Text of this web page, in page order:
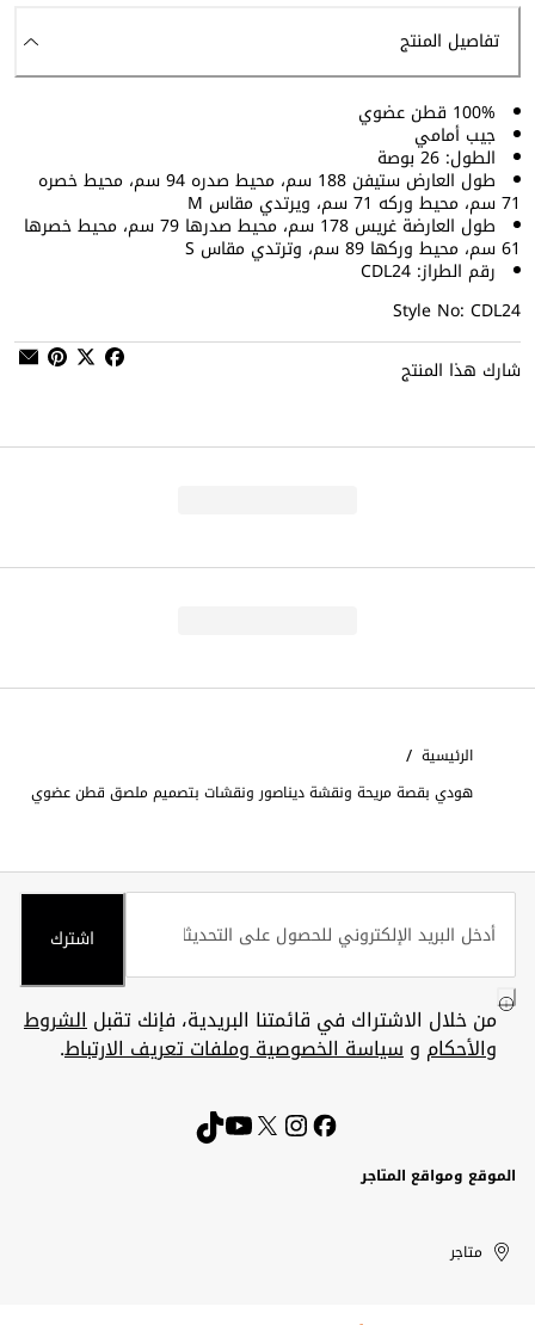
تفاصيل المنتج
100% قطن عضوي
جيب أمامي
الطول: 26 بوصة
طول العارض ستيفن 188 سم، محيط صدره 94 سم، محيط خصره
71 سم، محيط وركه 71 سم، ويرتدي مقاس M
طول العارضة غريس 178 سم، محيط صدرها 79 سم، محيط خصرها
61 سم، محيط وركها 89 سم، وترتدي مقاس S
رقم الطراز: CDL24
Style No: CDL24
شارك هذا المنتج
الرئيسية /
هودي بقصة مريحة ونقشة ديناصور ونقشات بتصميم ملصق قطن عضوي
اشترك
من خلال الاشتراك في قائمتنا البريدية، فإنك تقبلالشروط
والأحكام وسياسة الخصوصية وملفات تعريف الارتباط.
الموقع ومواقع المتاجر
United
Arab
Kuwait
الإمارات
العربية
الكويت
متاجر